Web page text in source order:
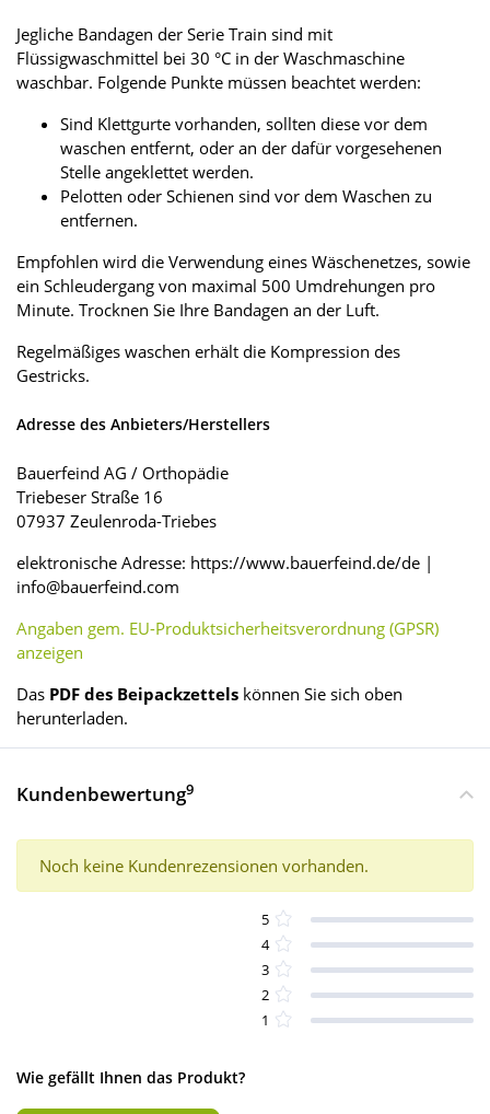
Jegliche Bandagen der Serie Train sind mit
Flüssigwaschmittel bei 30 °C in der Waschmaschine
waschbar. Folgende Punkte müssen beachtet werden:
Sind Klettgurte vorhanden, sollten diese vor dem
waschen entfernt, oder an der dafür vorgesehenen
Stelle angeklettet werden.
Pelotten oder Schienen sind vor dem Waschen zu
entfernen.
Empfohlen wird die Verwendung eines Wäschenetzes, sowie
ein Schleudergang von maximal 500 Umdrehungen pro
Minute. Trocknen Sie Ihre Bandagen an der Luft.
Regelmäßiges waschen erhält die Kompression des
Gestricks.
Adresse des Anbieters/Herstellers
Bauerfeind AG / Orthopädie
Triebeser Straße 16
07937 Zeulenroda-Triebes
elektronische Adresse: https://www.bauerfeind.de/de |
info@bauerfeind.com
Angaben gem. EU-Produktsicherheitsverordnung (GPSR)
anzeigen
Das PDF des Beipackzettels können Sie sich oben
herunterladen.
Kundenbewertung9
Noch keine Kundenrezensionen vorhanden.
5
4
3
2
1
Wie gefällt Ihnen das Produkt?